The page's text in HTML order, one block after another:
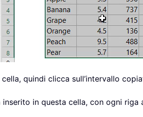
quindi clicca sull’intervallo
inserito in questa cella, con ogni